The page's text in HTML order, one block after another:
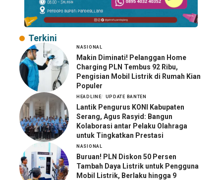
Terkini
NASIONAL
Makin Diminati! Pelanggan Home
Charging PLN Tembus 92 Ribu,
Pengisian Mobil Listrik di Rumah Kian
Populer
HEADLINE UPDATE BANTEN
Lantik Pengurus KONI Kabupaten
Serang, Agus Rasyid: Bangun
Kolaborasi antar Pelaku Olahraga
untuk Tingkatkan Prestasi
NASIONAL
Buruan! PLN Diskon 50 Persen
Tambah Daya Listrik untuk Pengguna
Mobil Listrik, Berlaku hingga 9